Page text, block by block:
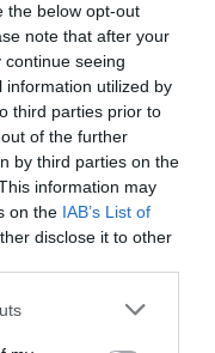
the below opt-out
note that after your
seeing
information utilized by
third parties prior to
of the further
by third parties on the
information may
on the IAB’s List of
disclose it to other
one or more Google